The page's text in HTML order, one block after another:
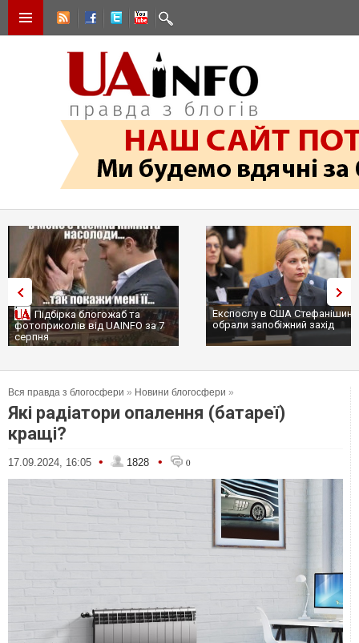
Підбірка блогожаб та
фотоприколів від UAINFO за 7
серпня
Експослу в США Стефанішиній
обрали запобіжний захід
Вся правда з блогосфери » Новини блогосфери »
Які радіатори опалення (батареї)
кращі?
17.09.2024, 16:05 • 1828 • 0